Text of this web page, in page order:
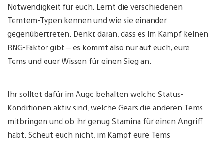
Notwendigkeit für euch. Lernt die verschiedenen
Temtem-Typen kennen und wie sie einander
gegenübertreten. Denkt daran, dass es im Kampf keinen
RNG-Faktor gibt – es kommt also nur auf euch, eure
Tems und euer Wissen für einen Sieg an.
Ihr solltet dafür im Auge behalten welche Status-
Konditionen aktiv sind, welche Gears die anderen Tems
mitbringen und ob ihr genug Stamina für einen Angriff
habt. Scheut euch nicht, im Kampf eure Tems